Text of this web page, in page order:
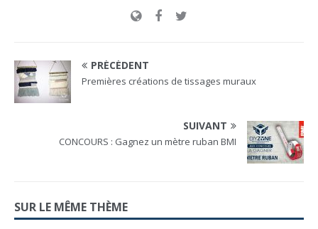
PRÉCÉDENT
Premières créations de tissages muraux
SUIVANT
CONCOURS : Gagnez un mètre ruban BMI
SUR LE MÊME THÈME